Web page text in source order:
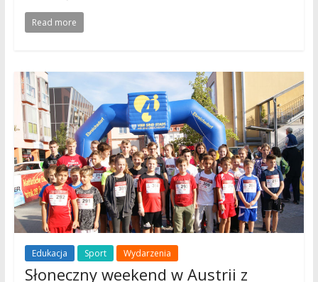
Read more
Edukacja Sport Wydarzenia
Słoneczny weekend w Austrii z